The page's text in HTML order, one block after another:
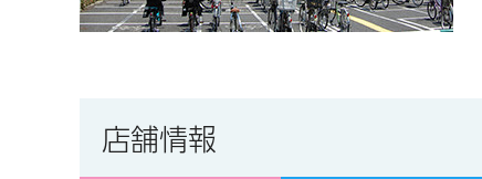
店舗情報